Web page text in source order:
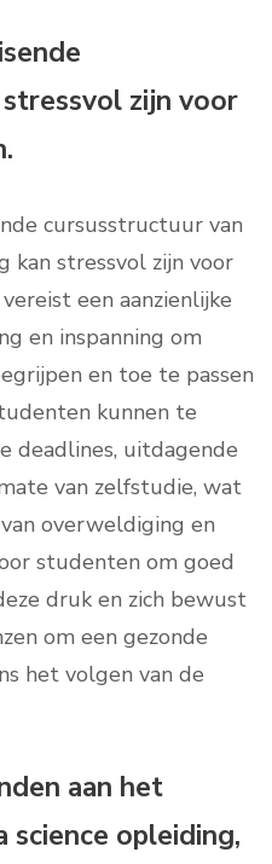
zijn voor
cursusstructuur van
kan stressvol zijn voor
een aanzienlijke
en inspanning om
en toe te passen
kunnen te
deadlines, uitdagende
van zelfstudie, wat
overweldiging en
studenten om goed
druk en zich bewust
om een gezonde
het volgen van de
aan het
science opleiding,